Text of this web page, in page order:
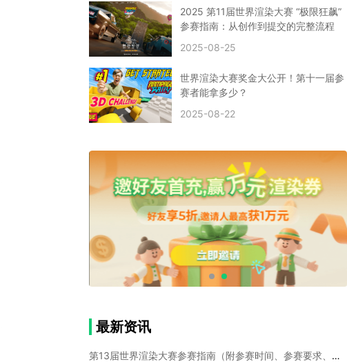
CG人物制作
Maya基础知识
Blender渲染技巧
3ds Max资讯
3ds Max教程
CG软件资讯
3d云渲染
3dmax渲染
Substance Painter
vray网络渲染
SAAS渲染农场
Lumion
ZBrush技巧
SketchUp教程
3dmax 渲染慢
渲染卡顿
云渲染怎么收费
纹理渲染
全局光引擎
渲染溢色
EEVEE渲染器
C4D教程
Corona降噪器
奥斯卡 电影
建模渲染
人物建模渲染
在线建模渲染
北京渲染农场
成都动画渲染
免费渲染农场
网络渲染农场
个人渲染农场
小型渲染农场
自建渲染农场
视频渲染农场
渲染农场软件
cpu渲染农场
渲染农场费用
渲染农场下载
模型软件
建模渲染软件
三维建模渲染
3d建模渲染
云渲染农场
C4D渲染农场
渲染农场收费
云渲染农场价格
瑞云渲染农场价格
2025 第11届世界渲染大赛 “极限狂飙”
参赛指南：从创作到提交的完整流程
2025-08-25
世界渲染大赛奖金大公开！第十一届参
赛者能拿多少？
2025-08-22
最新资讯
第13届世界渲染大赛参赛指南（附参赛时间、参赛要求、赛事奖励等）